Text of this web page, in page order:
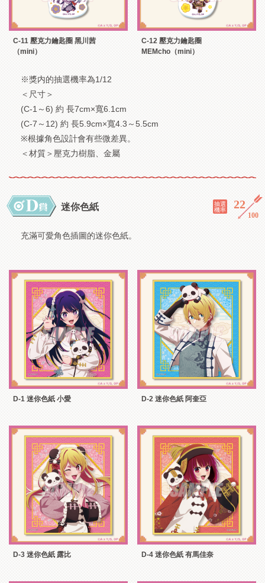
C-11 壓克力鑰匙圈 黑川茜
（mini）
C-12 壓克力鑰匙圈
MEMcho（mini）
※獎内的抽選機率為1/12
＜尺寸＞
(C-1～6) 約 長7cm×寬6.1cm
(C-7～12) 約 長5.9cm×寬4.3～5.5cm
※根據角色設計會有些微差異。
＜材質＞壓克力樹脂、金屬
迷你色紙
抽選
機率
22
／ 100
充滿可愛角色插圖的迷你色紙。
D-1 迷你色紙 小愛 D-2 迷你色紙 阿奎亞
D-3 迷你色紙 露比 D-4 迷你色紙 有馬佳奈